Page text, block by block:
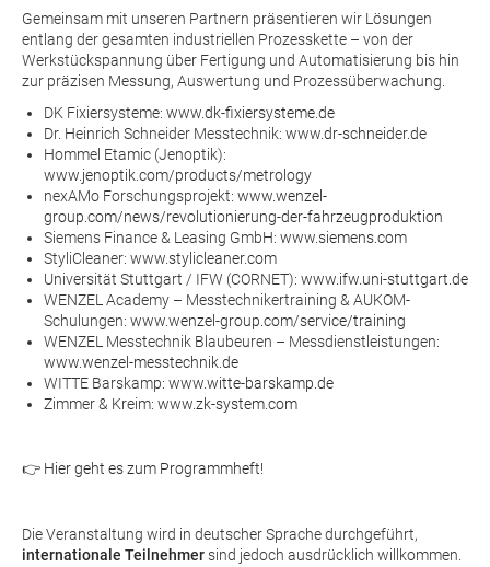
Gemeinsam mit unseren Partnern präsentieren wir Lösungen
entlang der gesamten industriellen Prozesskette – von der
Werkstückspannung über Fertigung und Automatisierung bis hin
zur präzisen Messung, Auswertung und Prozessüberwachung.
DK Fixiersysteme: www.dk-fixiersysteme.de
Dr. Heinrich Schneider Messtechnik: www.dr-schneider.de
Hommel Etamic (Jenoptik):
www.jenoptik.com/products/metrology
nexAMo Forschungsprojekt: www.wenzel-
group.com/news/revolutionierung-der-fahrzeugproduktion
Siemens Finance & Leasing GmbH: www.siemens.com
StyliCleaner: www.stylicleaner.com
Universität Stuttgart / IFW (CORNET): www.ifw.uni-stuttgart.de
WENZEL Academy – Messtechnikertraining & AUKOM-
Schulungen: www.wenzel-group.com/service/training
WENZEL Messtechnik Blaubeuren – Messdienstleistungen:
www.wenzel-messtechnik.de
WITTE Barskamp: www.witte-barskamp.de
Zimmer & Kreim: www.zk-system.com
👉 Hier geht es zum Programmheft!
Die Veranstaltung wird in deutscher Sprache durchgeführt,
internationale Teilnehmersind jedoch ausdrücklich willkommen.